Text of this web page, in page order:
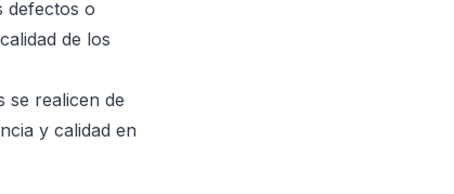
defectos o
de los
se realicen de
y calidad en